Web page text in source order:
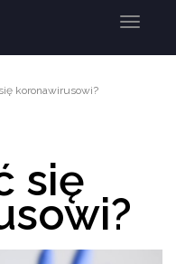
Menu
koronawirusowi?
się